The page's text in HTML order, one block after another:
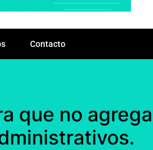
Contacto
que no